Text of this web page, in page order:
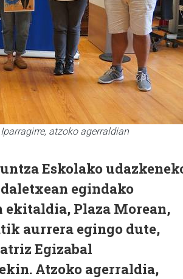
atzoko agerraldian
Eskolako
egindako
ekitaldia, Plaza Morean,
aurrera egingo dute,
Egizabal
Atzoko agerraldia,